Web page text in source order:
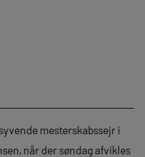
mesterskabssejr i
når der søndag afvikles